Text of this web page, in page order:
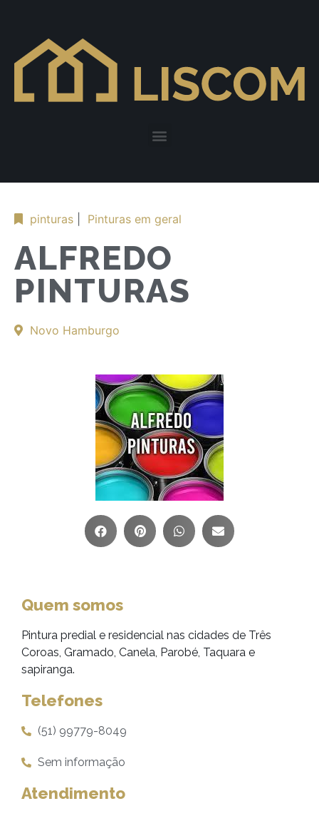
pinturas Pinturas em geral
ALFREDO
PINTURAS
Novo Hamburgo
Quem somos
Pintura predial e residencial nas cidades de Três
Coroas, Gramado, Canela, Parobé, Taquara e
sapiranga.
Telefones
(51) 99779-8049
Sem informação
Atendimento